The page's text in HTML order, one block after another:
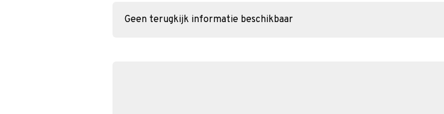
Geen terugkijk informatie beschikbaar